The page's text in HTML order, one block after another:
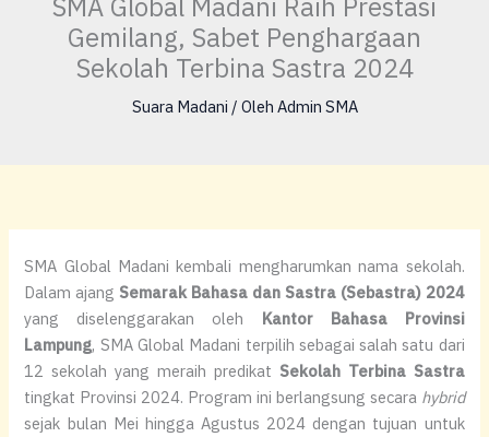
Gemilang, Sabet Penghargaan
Sekolah Terbina Sastra 2024
Suara Madani / Oleh Admin SMA
SMA Global Madani kembali mengharumkan nama sekolah.
Dalam ajang Semarak Bahasa dan Sastra (Sebastra) 2024
yang diselenggarakan oleh Kantor Bahasa Provinsi
Lampung, SMA Global Madani terpilih sebagai salah satu dari
12 sekolah yang meraih predikat Sekolah Terbina Sastra
tingkat Provinsi 2024. Program ini berlangsung secara hybrid
sejak bulan Mei hingga Agustus 2024 dengan tujuan untuk